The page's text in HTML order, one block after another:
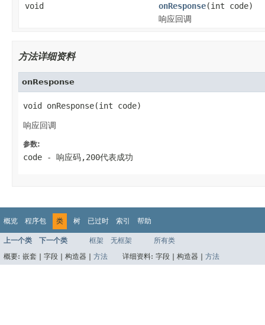
void onResponse(int code)
响应回调
方法详细资料
onResponse
void onResponse(int code)
响应回调
参数:
code - 响应码,200代表成功
概览 程序包 类 树 已过时 索引 帮助
上一个类 下一个类 框架 无框架
所有类
概要: 嵌套 | 字段 | 构造器 | 方法 详细资料: 字段 | 构造器 | 方法